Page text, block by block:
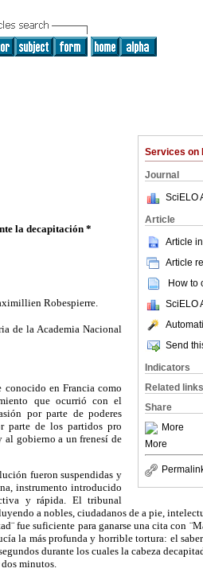
Services on
Journal
SciELO
Article
Article
Article
How to
SciELO
Send
Indicators
Related links
Share
More
More
la decapitación *
Robespierre.
de la Academia Nacional
en Francia como
que ocurrió con el
por parte de poderes
parte de los partidos pro
al gobierno a un frenesí de
fueron suspendidas y
instrumento introducido
y rápida. El tribunal
a nobles, ciudadanos de a pie,
fue suficiente para ganarse una cita con
la más profunda y horrible tortura: el
durante los cuales la cabeza
minutos.